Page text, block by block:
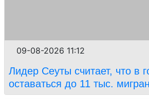
09-08-2026 11:12
Лидер Сеуты считает, что в
оставаться до 11 тыс.